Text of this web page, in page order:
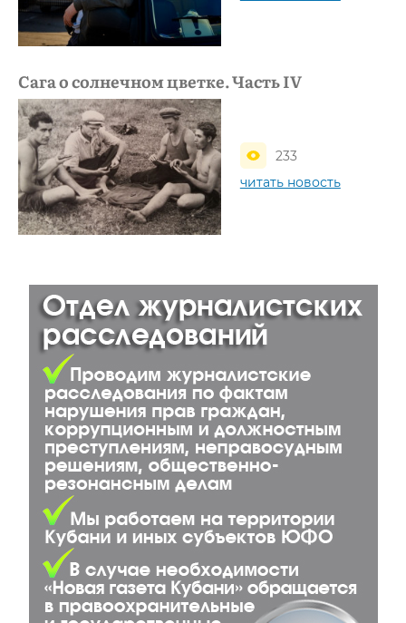
Сага о солнечном цветке. Часть IV
233
читать новость